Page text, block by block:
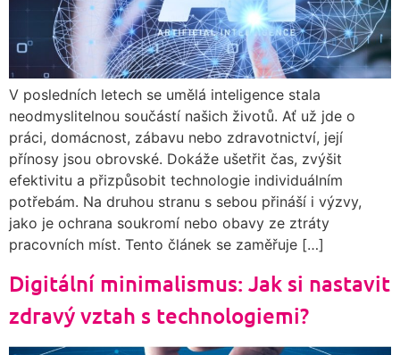
V posledních letech se umělá inteligence stala
neodmyslitelnou součástí našich životů. Ať už jde o
práci, domácnost, zábavu nebo zdravotnictví, její
přínosy jsou obrovské. Dokáže ušetřit čas, zvýšit
efektivitu a přizpůsobit technologie individuálním
potřebám. Na druhou stranu s sebou přináší i výzvy,
jako je ochrana soukromí nebo obavy ze ztráty
pracovních míst. Tento článek se zaměřuje […]
Digitální minimalismus: Jak si nastavit
zdravý vztah s technologiemi?